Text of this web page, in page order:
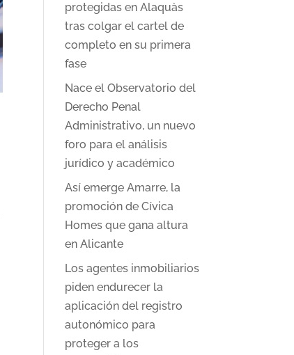
protegidas en Alaquàs
tras colgar el cartel de
completo en su primera
fase
Nace el Observatorio del
Derecho Penal
Administrativo, un nuevo
foro para el análisis
jurídico y académico
Así emerge Amarre, la
promoción de Cívica
Homes que gana altura
en Alicante
Los agentes inmobiliarios
piden endurecer la
aplicación del registro
autonómico para
proteger a los